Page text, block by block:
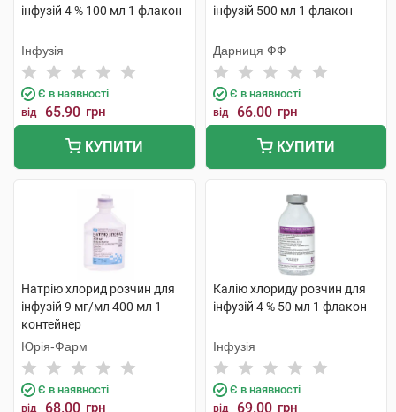
інфузій 4 % 100 мл 1 флакон
Інфузія
Є в наявності
від 65.90 грн
КУПИТИ
інфузій 500 мл 1 флакон
Дарниця ФФ
Є в наявності
від 66.00 грн
КУПИТИ
Натрію хлорид розчин для
інфузій 9 мг/мл 400 мл 1
контейнер
Юрія-Фарм
Є в наявності
від 68.00 грн
Калію хлориду розчин для
інфузій 4 % 50 мл 1 флакон
Інфузія
Є в наявності
від 69.00 грн